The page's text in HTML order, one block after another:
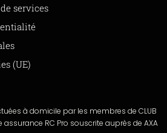
services
(UE)
à domicile par les membres de CLUB
RC Pro souscrite auprès de AXA